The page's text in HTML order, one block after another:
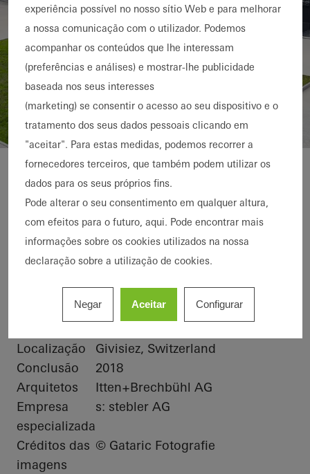
Scott Sports SA
Detalhes da referência
Áreas de
produtos
Portas
Janelas
VISS Fire
FireStop ADS 90 FR 30
Localização
Givisiez, Switzerland
Conclusão
2018
Arquitetos
Itten+Brechbühl AG
Empresa
especializada
s: stebler AG
Créditos das
imagens
© Gataric Fotografie
experiência possível no nosso sítio Web e para melhorar
a nossa comunicação com o utilizador. Podemos
acompanhar os conteúdos que lhe interessam
(preferências e análises) e mostrar-lhe publicidade
baseada nos seus interesses
(marketing) se consentir o acesso ao seu dispositivo e o
tratamento dos seus dados pessoais clicando em
"aceitar". Para estas medidas, podemos recorrer a
fornecedores terceiros, que também podem utilizar os
dados para os seus próprios fins.
Pode alterar o seu consentimento em qualquer altura,
com efeitos para o futuro, aqui. Pode encontrar mais
informações sobre os cookies utilizados na nossa
declaração sobre a utilização de cookies.
Negar Aceitar Configurar